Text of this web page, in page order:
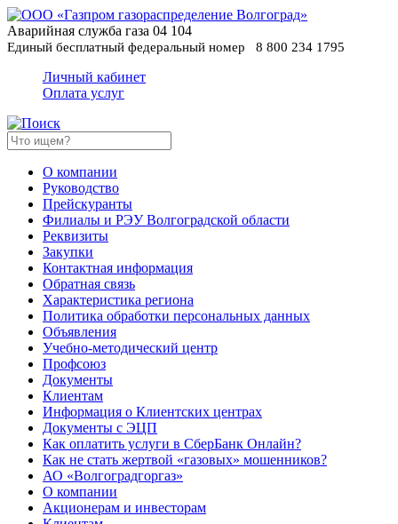
Аварийная служба газа 04 104
Единый бесплатный федеральный номер
8 800 234 1795
Личный кабинет
Оплата услуг
О компании
Руководство
Прейскуранты
Филиалы и РЭУ Волгоградской области
Реквизиты
Закупки
Контактная информация
Обратная связь
Характеристика региона
Политика обработки персональных данных
Oбъявления
Учебно-методический центр
Профсоюз
Документы
Клиентам
Информация о Клиентских центрах
Документы с ЭЦП
Как оплатить услуги в СберБанк Онлайн?
Как не стать жертвой «газовых» мошенников?
АО «Волгоградгоргаз»
О компании
Акционерам и инвесторам